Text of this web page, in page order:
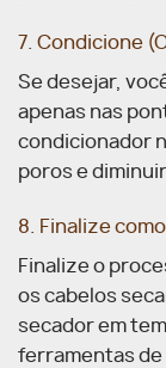
7. Condicione
Se desejar,
apenas nas
condicionador
poros e
8. Finalize
Finalize o
os cabelos
secador em
ferramentas de